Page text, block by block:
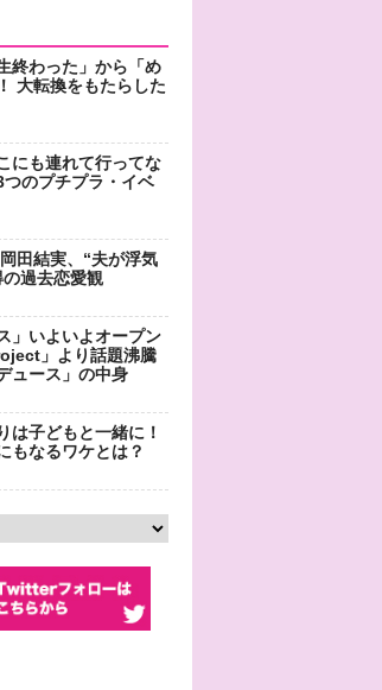
終わった」から「め
大転換をもたらした
にも連れて行ってな
のプチプラ・イベ
田結実、“夫が浮気
の過去恋愛観
」いよいよオープン
」より話題沸騰
ュース」の中身
は子どもと一緒に！
もなるワケとは？